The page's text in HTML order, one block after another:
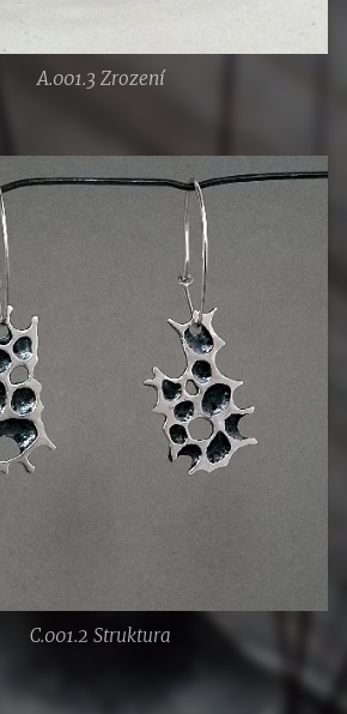
A.001.3 Zrození
C.001.2 Struktura